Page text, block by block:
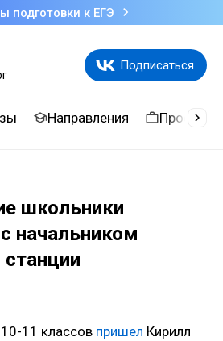
подготовки к ЕГЭ
Подписаться
Направления
школьники
начальником
11 классов пришел Кирилл